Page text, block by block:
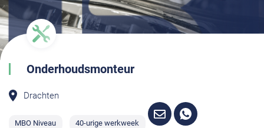
Onderhoudsmonteur
Drachten
MBO Niveau 40-urige werkweek